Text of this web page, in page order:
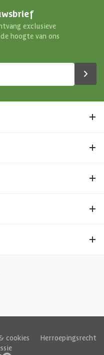
exclusieve
hoogte van ons
cookies
Herroepingsrecht